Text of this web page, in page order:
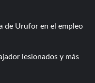
de Urufor en el empleo
lesionados y más